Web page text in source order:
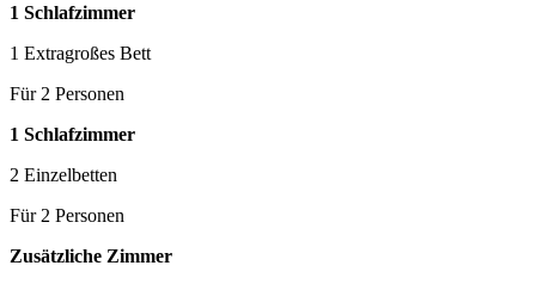
1 Schlafzimmer
1 Extragroßes Bett
Für 2 Personen
1 Schlafzimmer
2 Einzelbetten
Für 2 Personen
Zusätzliche Zimmer